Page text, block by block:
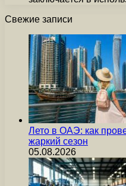
Свежие записи
Лето в ОАЭ: как
жаркий сезон
05.08.2026